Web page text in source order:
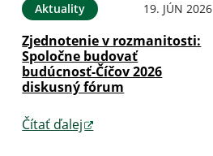
Aktuality 19. JÚN 2026
Zjednotenie v rozmanitosti:
Spoločne budovať
budúcnosť-Číčov 2026
diskusný fórum
Čítať ďalej